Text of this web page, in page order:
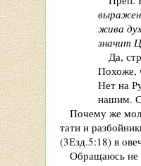
выражение
жива
значит
Да, страшное
Похоже, что
Нет на Руси
нашим.
Почему же
тати и
(3Езд.5:18) в
Обращаюсь не